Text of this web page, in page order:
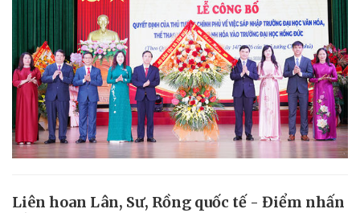
Liên hoan Lân, Sư, Rồng quốc tế - Điểm nhấn